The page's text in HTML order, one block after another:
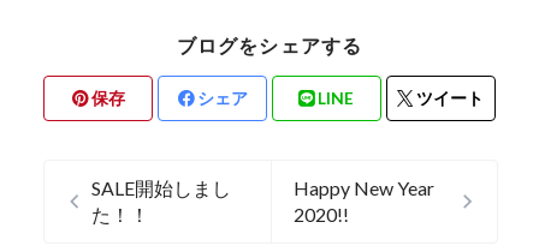
ブログをシェアする
保存 シェア LINE ツイート
SALE開始しまし
た！！
Happy New Year
2020!!